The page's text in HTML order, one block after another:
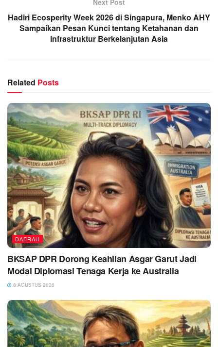
Hadiri Ecosperity Week 2026 di Singapura, Menko AHY
Sampaikan Pesan Kunci tentang Ketahanan dan
Infrastruktur Berkelanjutan Asia
Related Posts
DAERAH
BKSAP DPR Dorong Keahlian Asgar Garut Jadi
Modal Diplomasi Tenaga Kerja ke Australia
8 AGUSTUS 2026